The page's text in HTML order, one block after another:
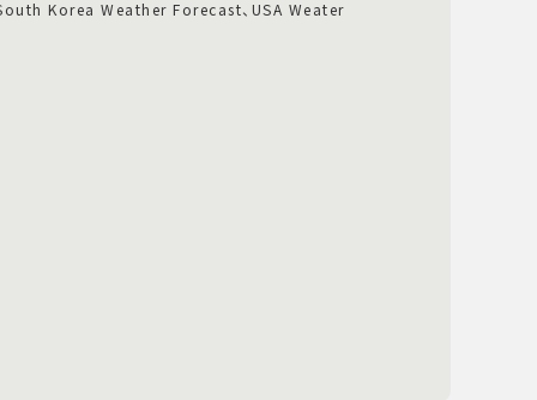
Korea Weather Forecast、USA Weater